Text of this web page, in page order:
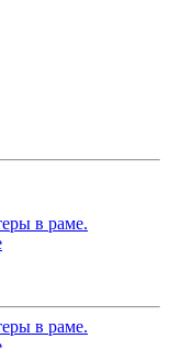
в раме.
в раме.